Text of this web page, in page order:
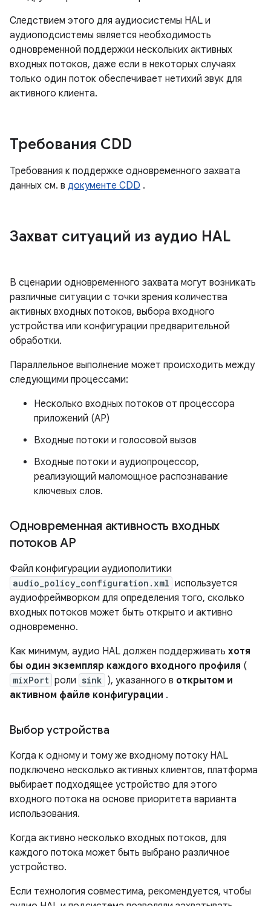
Следствием этого для аудиосистемы HAL и
аудиоподсистемы является необходимость
одновременной поддержки нескольких активных
входных потоков, даже если в некоторых случаях
только один поток обеспечивает нетихий звук для
активного клиента.
Требования CDD
Требования к поддержке одновременного захвата
данных см. в документе CDD .
Захват ситуаций из аудио HAL
В сценарии одновременного захвата могут возникать
различные ситуации с точки зрения количества
активных входных потоков, выбора входного
устройства или конфигурации предварительной
обработки.
Параллельное выполнение может происходить между
следующими процессами:
Несколько входных потоков от процессора
приложений (AP)
Входные потоки и голосовой вызов
Входные потоки и аудиопроцессор,
реализующий маломощное распознавание
ключевых слов.
Одновременная активность входных
потоков AP
Файл конфигурации аудиополитики
audio_policy_configuration.xml используется
аудиофреймворком для определения того, сколько
входных потоков может быть открыто и активно
одновременно.
Как минимум, аудио HAL должен поддерживать хотя
бы один экземпляр каждого входного профиля (
mixPort роли sink ), указанного в открытом и
активном файле конфигурации .
Выбор устройства
Когда к одному и тому же входному потоку HAL
подключено несколько активных клиентов, платформа
выбирает подходящее устройство для этого
входного потока на основе приоритета варианта
использования.
Когда активно несколько входных потоков, для
каждого потока может быть выбрано различное
устройство.
Если технология совместима, рекомендуется, чтобы